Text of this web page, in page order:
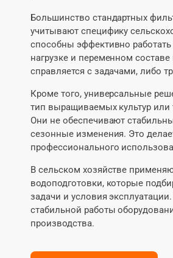
Большинство стандартных
учитывают специфику
способны эффективно
нагрузке и переменном
справляется с задачами, либо
Кроме того, универсальные
тип выращиваемых культур или
Они не обеспечивают
сезонные изменения. Это
профессионального
В сельском хозяйстве
водоподготовки, которые
задачи и условия
стабильной работы
производства.